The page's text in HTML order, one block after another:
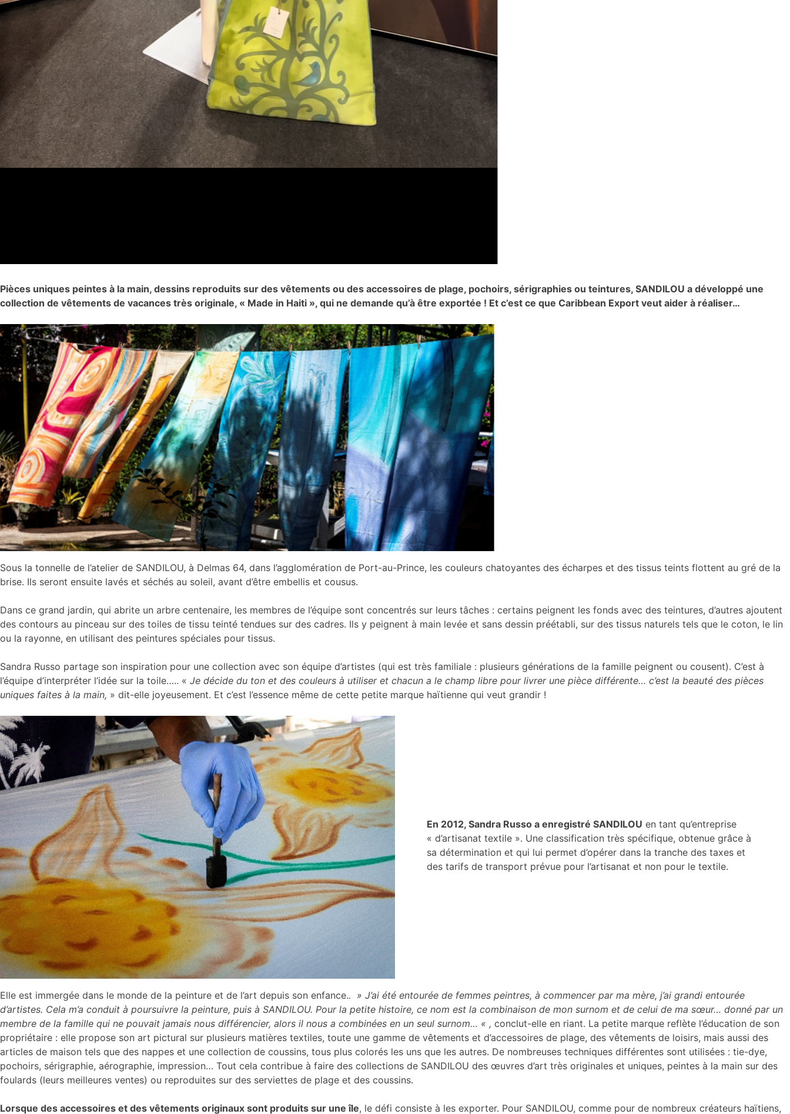
Pièces uniques peintes à la main, dessins reproduits sur des vêtements ou des accessoires de plage, pochoirs, sérigraphies ou teintures, SANDILOU a développé une
collection de vêtements de vacances très originale, « Made in Haiti », qui ne demande qu’à être exportée ! Et c’est ce que Caribbean Export veut aider à réaliser…
Sous la tonnelle de l’atelier de SANDILOU, à Delmas 64, dans l’agglomération de Port-au-Prince, les couleurs chatoyantes des écharpes et des tissus teints flottent au gré de la
brise. Ils seront ensuite lavés et séchés au soleil, avant d’être embellis et cousus.
Dans ce grand jardin, qui abrite un arbre centenaire, les membres de l’équipe sont concentrés sur leurs tâches : certains peignent les fonds avec des teintures, d’autres ajoutent
des contours au pinceau sur des toiles de tissu teinté tendues sur des cadres. Ils y peignent à main levée et sans dessin préétabli, sur des tissus naturels tels que le coton, le lin
ou la rayonne, en utilisant des peintures spéciales pour tissus.
Sandra Russo partage son inspiration pour une collection avec son équipe d’artistes (qui est très familiale : plusieurs générations de la famille peignent ou cousent). C’est à
l’équipe d’interpréter l’idée sur la toile….. « Je décide du ton et des couleurs à utiliser et chacun a le champ libre pour livrer une pièce différente… c’est la beauté des pièces
uniques faites à la main, » dit-elle joyeusement. Et c’est l’essence même de cette petite marque haïtienne qui veut grandir !
En 2012, Sandra Russo a enregistré SANDILOU en tant qu’entreprise
« d’artisanat textile ». Une classification très spécifique, obtenue grâce à
sa détermination et qui lui permet d’opérer dans la tranche des taxes et
des tarifs de transport prévue pour l’artisanat et non pour le textile.
Elle est immergée dans le monde de la peinture et de l’art depuis son enfance.. » J’ai été entourée de femmes peintres, à commencer par ma mère, j’ai grandi entourée
d’artistes. Cela m’a conduit à poursuivre la peinture, puis à SANDILOU. Pour la petite histoire, ce nom est la combinaison de mon surnom et de celui de ma sœur… donné par un
membre de la famille qui ne pouvait jamais nous différencier, alors il nous a combinées en un seul surnom… « , conclut-elle en riant. La petite marque reflète l’éducation de son
propriétaire : elle propose son art pictural sur plusieurs matières textiles, toute une gamme de vêtements et d’accessoires de plage, des vêtements de loisirs, mais aussi des
articles de maison tels que des nappes et une collection de coussins, tous plus colorés les uns que les autres. De nombreuses techniques différentes sont utilisées : tie-dye,
pochoirs, sérigraphie, aérographie, impression… Tout cela contribue à faire des collections de SANDILOU des œuvres d’art très originales et uniques, peintes à la main sur des
foulards (leurs meilleures ventes) ou reproduites sur des serviettes de plage et des coussins.
Lorsque des accessoires et des vêtements originaux sont produits sur une île, le défi consiste à les exporter. Pour SANDILOU, comme pour de nombreux créateurs haïtiens,